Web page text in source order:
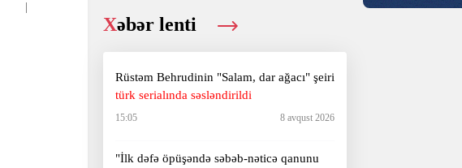
Xəbər lenti
Rüstəm Behrudinin "Salam, dar ağacı" şeiri
türk serialında səsləndirildi
15:05 8 avqust 2026
"İlk dəfə öpüşəndə səbəb-nəticə qanunu